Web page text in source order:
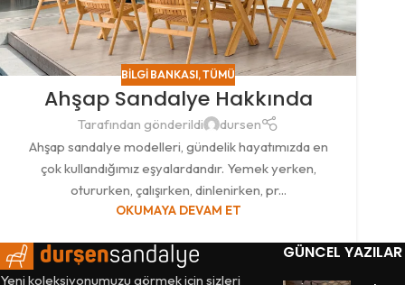
BILGI BANKASI,TÜMÜ
Ahşap Sandalye Hakkında
Tarafından gönderildi
dursen
Ahşap sandalye modelleri, gündelik hayatımızda en
çok kullandığımız eşyalardandır. Yemek yerken,
otururken, çalışırken, dinlenirken, pr...
OKUMAYA DEVAM ET
Yeni koleksiyonumuzu görmek için sizleri
GÜNCEL YAZILAR